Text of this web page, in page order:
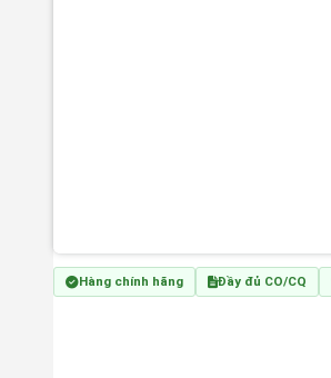
Hàng chính hãng Đầy đủ CO/CQ